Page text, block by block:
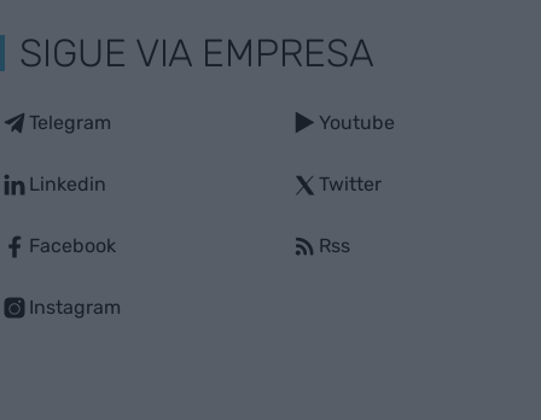
SIGUE VIA EMPRESA
Telegram
Linkedin
Facebook
Instagram
Youtube
Twitter
Rss